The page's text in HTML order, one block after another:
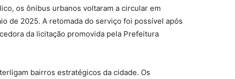
os ônibus urbanos voltaram a circular em
de 2025. A retomada do serviço foi possível após
da licitação promovida pela Prefeitura
bairros estratégicos da cidade. Os